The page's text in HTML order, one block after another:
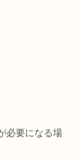
必要になる場